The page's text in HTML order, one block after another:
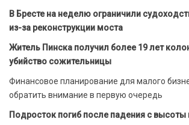
В Бресте на неделю ограничили
из-за реконструкции моста
Житель Пинска получил более 19 лет
убийство сожительницы
Финансовое планирование для малого
обратить внимание в первую очередь
Подросток погиб после падения с высоты